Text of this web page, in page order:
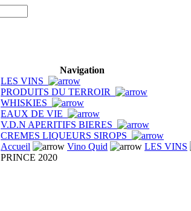
Navigation
LES VINS
PRODUITS DU TERROIR
WHISKIES
EAUX DE VIE
V.D.N APERITIFS BIERES
CREMES LIQUEURS SIROPS
Accueil
Vino Quid LES VINS
PRINCE 2020